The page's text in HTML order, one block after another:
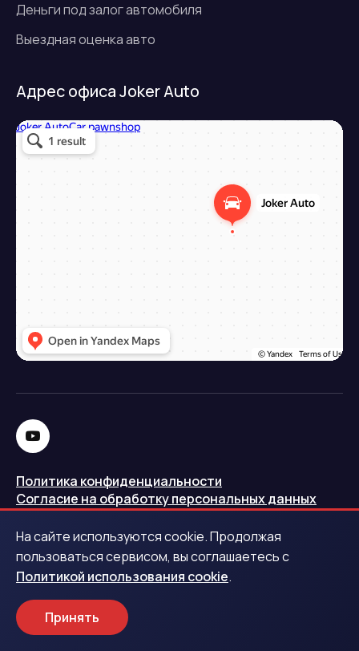
Деньги под залог автомобиля
Выездная оценка авто
Адрес офиса Joker Auto
Джокер авто
Займ под залог авто в Подольске
Микрофинансовая организация в Подольске
Политика конфиденциальности
Согласие на обработку персональных данных
Политика использования cookie
Запись в реестре операторов персональных данных
РКН
Центральный банк Российской Федерации
На сайте используются cookie. Продолжая
пользоваться сервисом, вы соглашаетесь с
Политикой использования cookie.
Принять